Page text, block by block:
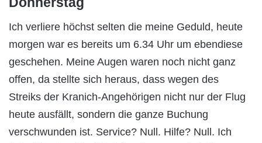
Ich verliere höchst selten die meine Geduld, heute
morgen war es bereits um 6.34 Uhr um ebendiese
geschehen. Meine Augen waren noch nicht ganz
offen, da stellte sich heraus, dass wegen des
Streiks der Kranich-Angehörigen nicht nur der Flug
heute ausfällt, sondern die ganze Buchung
verschwunden ist. Service? Null. Hilfe? Null. Ich